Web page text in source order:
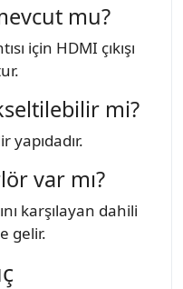
mu?
için HDMI çıkışı
mi?
yapıdadır.
var mı?
karşılayan dahili
gelir.